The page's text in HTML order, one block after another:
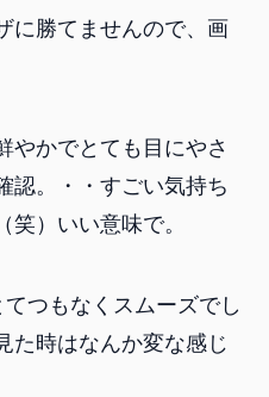
に勝てませんので、画
やかでとても目にやさ
認。・・すごい気持ち
）いい意味で。
つもなくスムーズでし
た時はなんか変な感じ